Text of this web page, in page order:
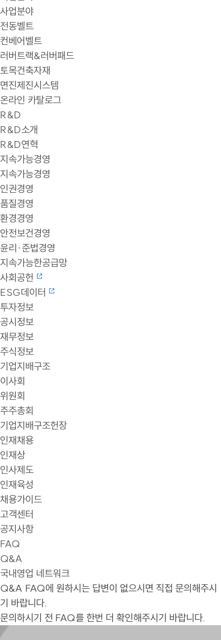
사업분야
전동벨트
컨베어벨트
러버트랙&러버패드
토목건축자재
면진제진시스템
온라인 카탈로그
R&D
R&D소개
R&D연혁
지속가능경영
지속가능경영
인권경영
품질경영
환경경영
안전보건경영
윤리·준법경영
지속가능한공급망
사회공헌
ESG데이터
투자정보
공시정보
재무정보
주식정보
기업지배구조
이사회
위원회
주주총회
기업지배구조헌장
인재채용
인재상
인사제도
인재육성
채용가이드
고객센터
공지사항
FAQ
Q&A
국내영업 네트워크
Q&A FAQ에 원하시는 답변이 없으시면 직접 문의해주시
기 바랍니다.
문의하시기 전 FAQ를 한번 더 확인해주시기 바랍니다.